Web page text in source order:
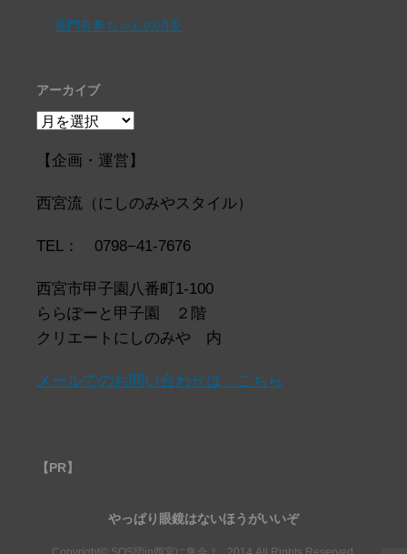
長門有希ちゃんの消失
アーカイブ
ア
カ
ブ
【企画・運営】
西宮流（にしのみやスタイル）
TEL： 0798−41-7676
西宮市甲子園八番町1-100
ららぽーと甲子園 ２階
クリエートにしのみや 内
メールでのお問い合わせは、こちら
【PR】
やっぱり眼鏡はないほうがいいぞ